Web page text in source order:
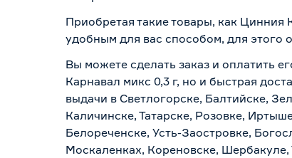
Приобретая такие товары, как Цинния
удобным для вас способом, для этого
Вы можете сделать заказ и оплатить
Карнавал микс 0,3 г, но и быстрая
выдачи в Светлогорске, Балтийске,
Каличинске, Татарске, Розовке,
Белореченске, Усть-Заостровке,
Москаленках, Кореновске,